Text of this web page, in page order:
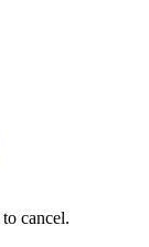
to cancel.